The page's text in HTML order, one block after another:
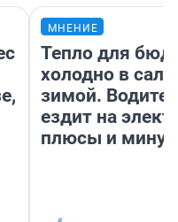
МНЕНИЕ
Тепло для
холодно в
зимой.
ездит на
плюсы и